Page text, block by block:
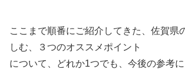
ここまで順番にご紹介してきた、佐賀県
しむ、３つのオススメポイント
について、どれか1つでも、今後の参考